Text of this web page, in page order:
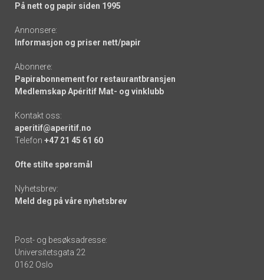
På nett og papir siden 1995
Annonsere:
Informasjon og priser nett/papir
Abonnere:
Papirabonnement for restaurantbransjen
Medlemskap Apéritif Mat- og vinklubb
Kontakt oss:
aperitif@aperitif.no
Telefon +47 21 45 61 60
Ofte stilte spørsmål
Nyhetsbrev:
Meld deg på våre nyhetsbrev
Post- og besøksadresse:
Universitetsgata 22
0162 Oslo